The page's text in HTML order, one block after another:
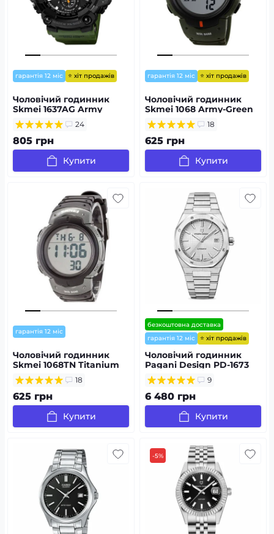
гарантія 12 міс ⭐ хіт продажів
Чоловічий годинник
Skmei 1637AG Army
Green
24
805 грн
Купити
гарантія 12 міс ⭐ хіт продажів
Чоловічий годинник
Skmei 1068 Army-Green
18
625 грн
Купити
гарантія 12 міс
Чоловічий годинник
Skmei 1068TN Titanium
18
625 грн
Купити
безкоштовна доставка
гарантія 12 міс
⭐ хіт продажів
Чоловічий годинник
Pagani Design PD-1673
Silver-Silver
9
6 480 грн
Купити
-5%